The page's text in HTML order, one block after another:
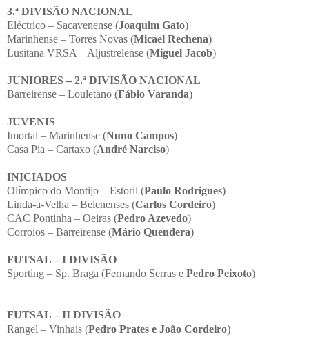
3.ª DIVISÃO NACIONAL
Eléctrico – Sacavenense (Joaquim Gato)
Marinhense – Torres Novas (Micael Rechena)
Lusitana VRSA – Aljustrelense (Miguel Jacob)
JUNIORES – 2.ª DIVISÃO NACIONAL
Barreirense – Louletano (Fábio Varanda)
JUVENIS
Imortal – Marinhense (Nuno Campos)
Casa Pia – Cartaxo (André Narciso)
INICIADOS
Olímpico do Montijo – Estoril (Paulo Rodrigues)
Linda-a-Velha – Belenenses (Carlos Cordeiro)
CAC Pontinha – Oeiras (Pedro Azevedo)
Corroios – Barreirense (Mário Quendera)
FUTSAL – I DIVISÃO
Sporting – Sp. Braga (Fernando Serras e Pedro Peixoto)
FUTSAL – II DIVISÃO
Rangel – Vinhais (Pedro Prates e João Cordeiro)